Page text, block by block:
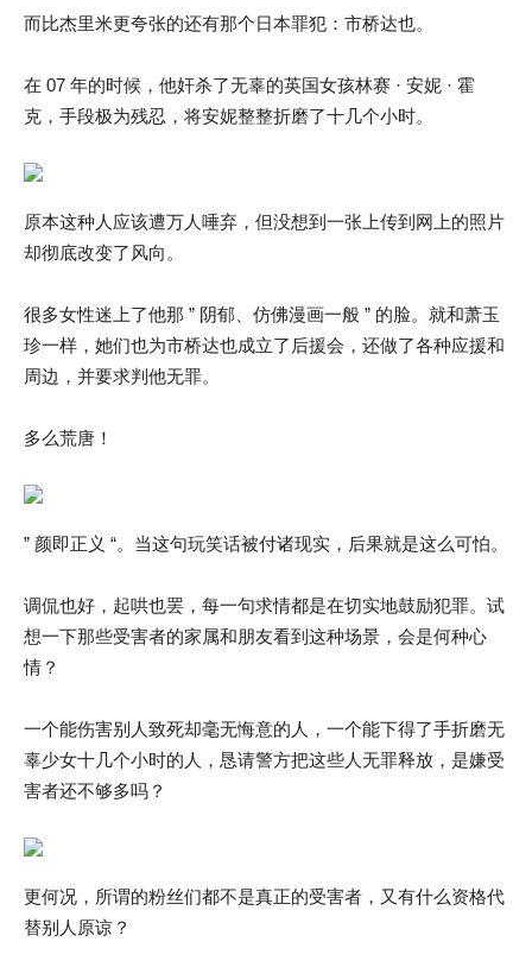
而比杰里米更夸张的还有那个日本罪犯：市桥达也。
在 07 年的时候，他奸杀了无辜的英国女孩林赛 · 安妮 · 霍
克，手段极为残忍，将安妮整整折磨了十几个小时。
原本这种人应该遭万人唾弃，但没想到一张上传到网上的照片
却彻底改变了风向。
很多女性迷上了他那 ” 阴郁、仿佛漫画一般 ” 的脸。就和萧玉
珍一样，她们也为市桥达也成立了后援会，还做了各种应援和
周边，并要求判他无罪。
多么荒唐！
” 颜即正义 “。当这句玩笑话被付诸现实，后果就是这么可怕。
调侃也好，起哄也罢，每一句求情都是在切实地鼓励犯罪。试
想一下那些受害者的家属和朋友看到这种场景，会是何种心
情？
一个能伤害别人致死却毫无悔意的人，一个能下得了手折磨无
辜少女十几个小时的人，恳请警方把这些人无罪释放，是嫌受
害者还不够多吗？
更何况，所谓的粉丝们都不是真正的受害者，又有什么资格代
替别人原谅？